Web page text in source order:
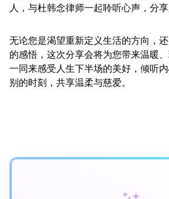
人，与杜韩念律师一起聆听心声，分享
无论您是渴望重新定义生活的方向，
的感悟，这次分享会将为您带来温暖
一同来感受人生下半场的美好，倾听
别的时刻，共享温柔与慈爱。